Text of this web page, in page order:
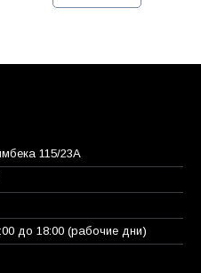
115/23A
до 18:00 (рабочие дни)